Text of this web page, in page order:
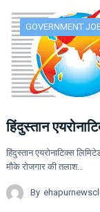
GOVERNMENT
हिंदुस्तान
हिंदुस्तान एयरोनाटिक्स
मौके रोजगार की तलाश…
By